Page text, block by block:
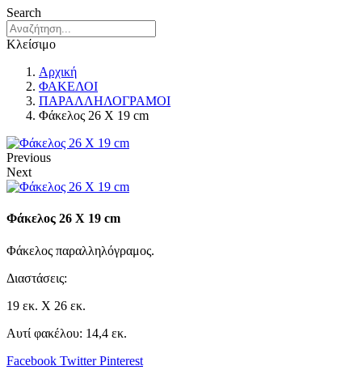
Search
Κλείσιμο
Αρχική
ΦΑΚΕΛΟΙ
ΠΑΡΑΛΛΗΛΟΓΡΑΜΟΙ
Φάκελος 26 Χ 19 cm
Previous
Next
Φάκελος 26 Χ 19 cm
Φάκελος παραλληλόγραμος.
Διαστάσεις:
19 εκ. Χ 26 εκ.
Αυτί φακέλου: 14,4 εκ.
Facebook Twitter Pinterest